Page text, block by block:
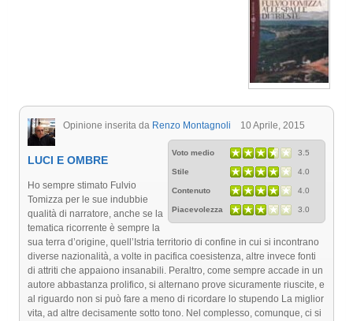
Opinione inserita da Renzo Montagnoli 10 Aprile, 2015
Voto medio 3.5
Stile 4.0
Contenuto 4.0
Piacevolezza 3.0
LUCI E OMBRE
Ho sempre stimato Fulvio
Tomizza per le sue indubbie
qualità di narratore, anche se la
tematica ricorrente è sempre la
sua terra d’origine, quell’Istria territorio di confine in cui si incontrano
diverse nazionalità, a volte in pacifica coesistenza, altre invece fonti
di attriti che appaiono insanabili. Peraltro, come sempre accade in un
autore abbastanza prolifico, si alternano prove sicuramente riuscite, e
al riguardo non si può fare a meno di ricordare lo stupendo La miglior
vita, ad altre decisamente sotto tono. Nel complesso, comunque, ci si